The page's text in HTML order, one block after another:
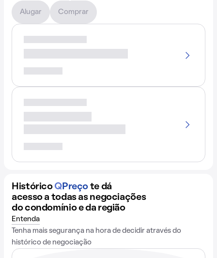
Alugar Comprar
Histórico QPreço te dá
acesso a todas as negociações
do condomínio e da região
Entenda
Tenha mais segurança na hora de decidir através do
histórico de negociação